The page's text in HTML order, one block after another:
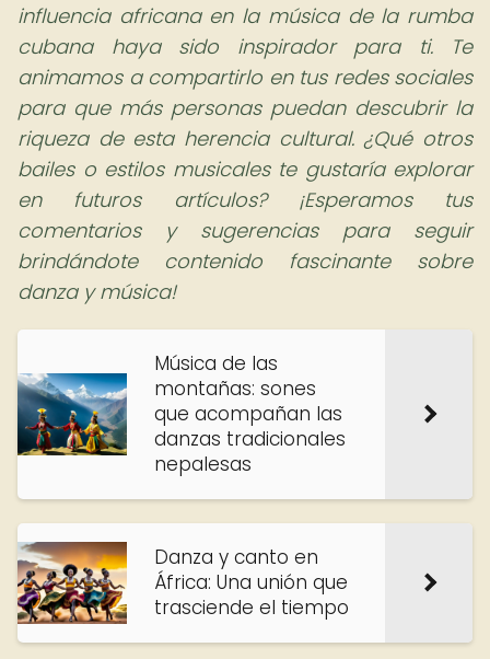
influencia africana en la música de la rumba
cubana haya sido inspirador para ti. Te
animamos a compartirlo en tus redes sociales
para que más personas puedan descubrir la
riqueza de esta herencia cultural. ¿Qué otros
bailes o estilos musicales te gustaría explorar
en futuros artículos? ¡Esperamos tus
comentarios y sugerencias para seguir
brindándote contenido fascinante sobre
danza y música!
Música de las
montañas: sones
que acompañan las
danzas tradicionales
nepalesas
Danza y canto en
África: Una unión que
trasciende el tiempo